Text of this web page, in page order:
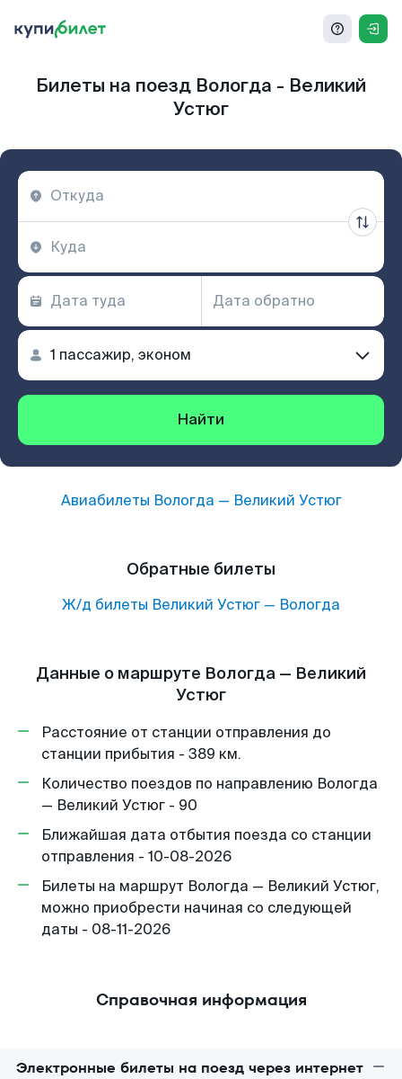
Билеты на поезд Вологда - Великий
Устюг
Найти
Авиабилеты Вологда — Великий Устюг
Обратные билеты
Ж/д билеты Великий Устюг — Вологда
Данные о маршруте Вологда — Великий
Устюг
Расстояние от станции отправления до
станции прибытия - 389 км.
Количество поездов по направлению Вологда
— Великий Устюг - 90
Ближайшая дата отбытия поезда со станции
отправления - 10-08-2026
Билеты на маршрут Вологда — Великий Устюг,
можно приобрести начиная со следующей
даты - 08-11-2026
Справочная информация
Электронные билеты на поезд через интернет